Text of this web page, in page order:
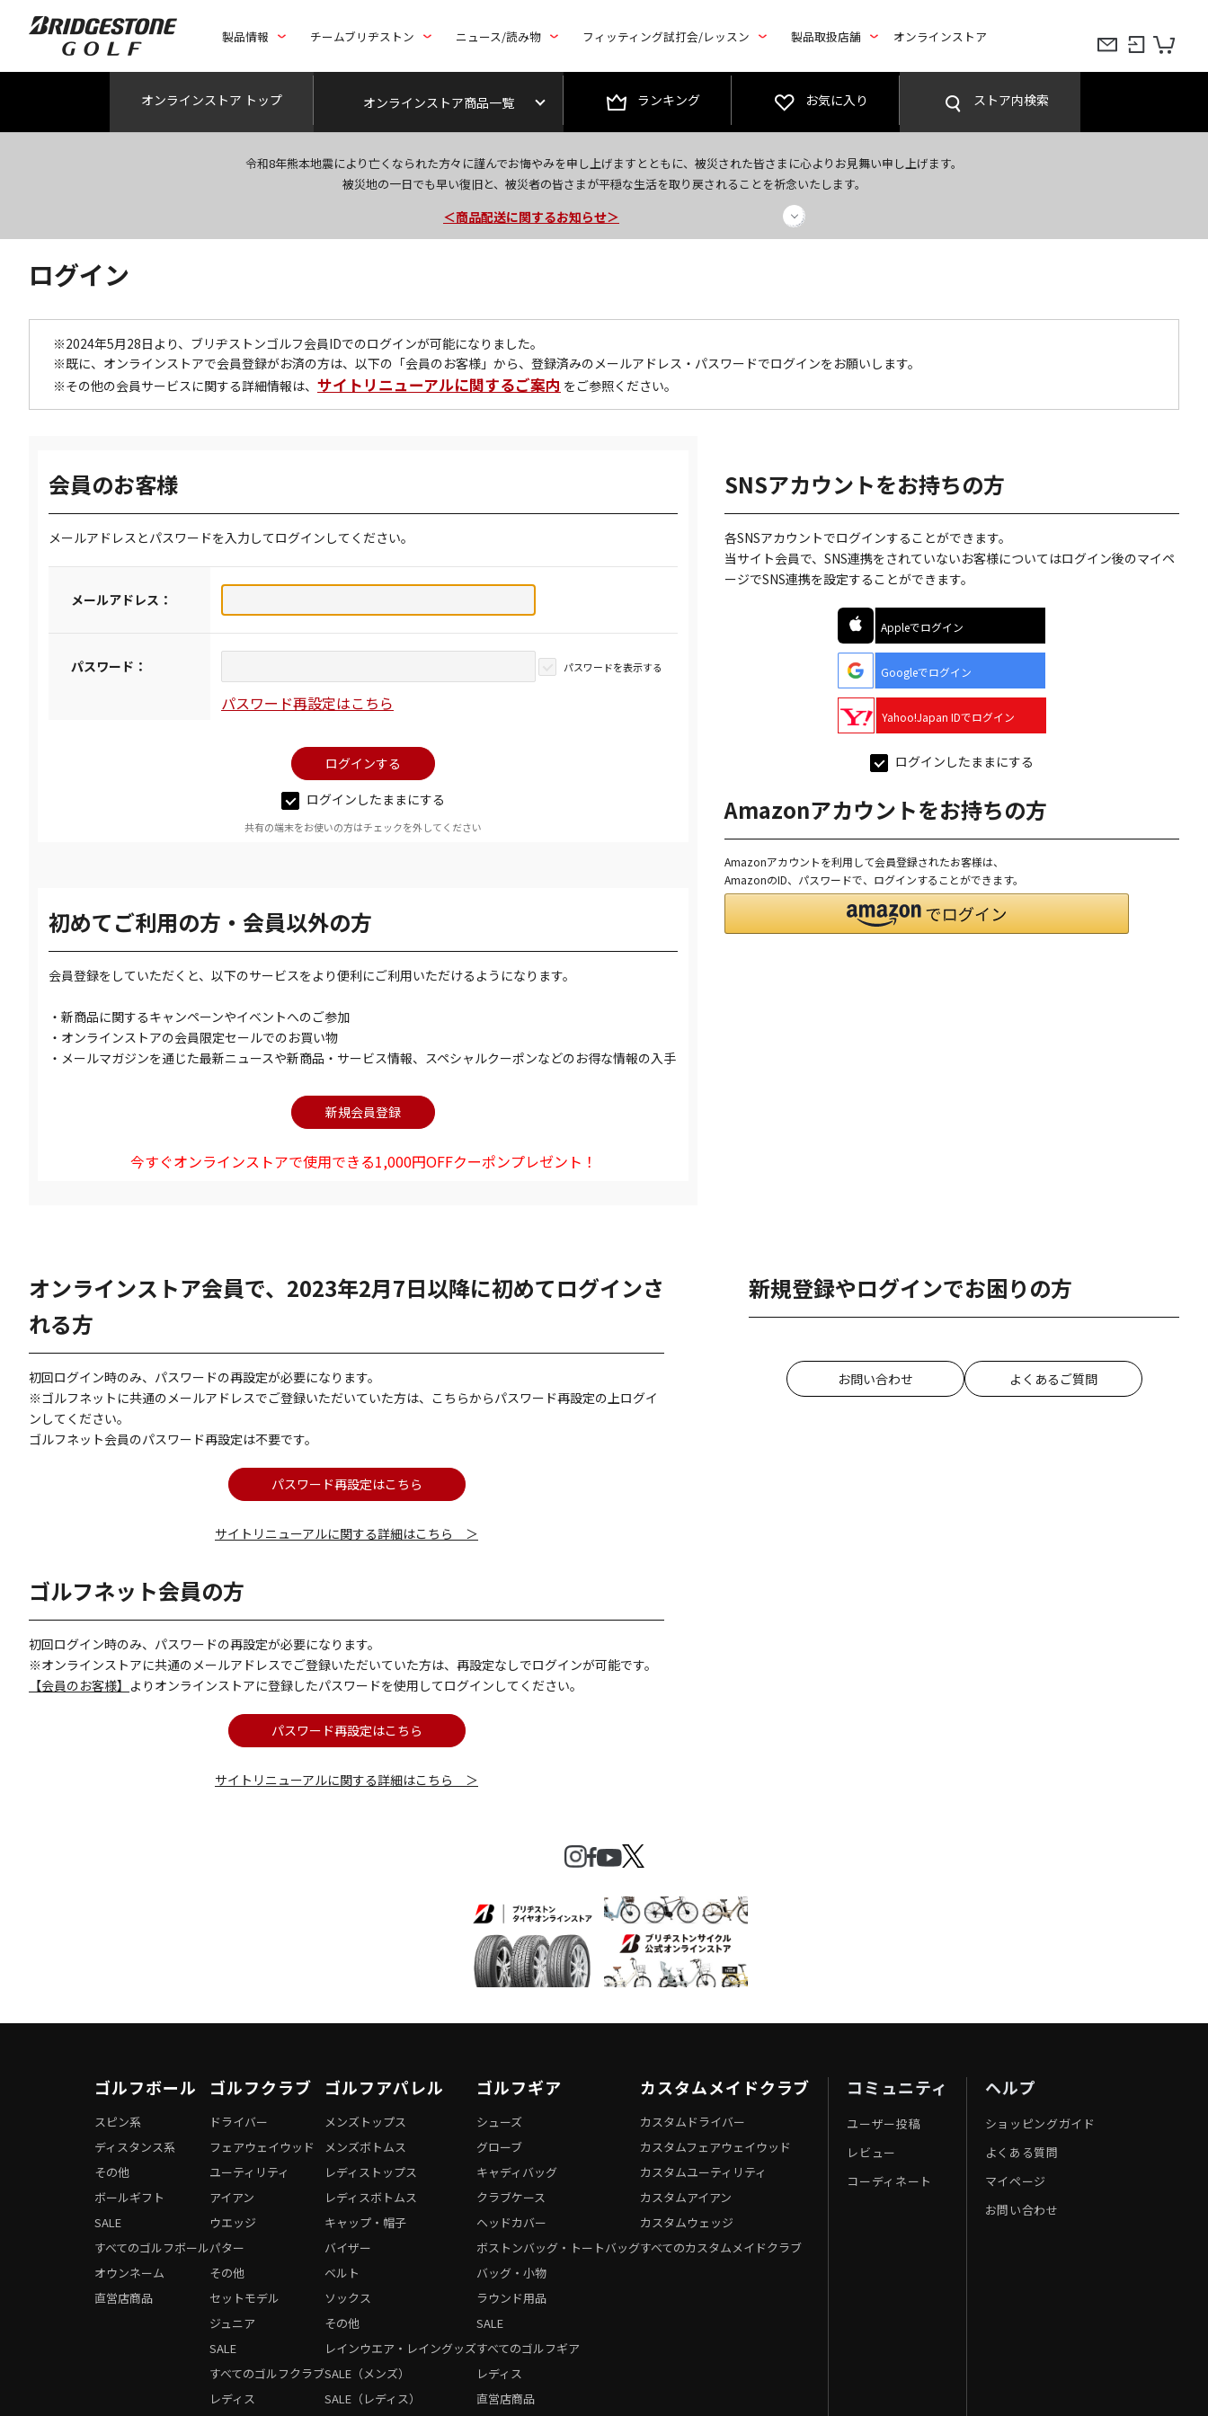
製品情報 チームブリヂストン ニュース/読み物 フィッティング試打会/レッスン 製品取扱店舗 オンラインストア
オンラインストア トップ オンラインストア商品一覧 ランキング お気に入り ストア内検索
令和8年熊本地震により亡くなられた方々に謹んでお悔やみを申し上げますとともに、被災された皆さまに心よりお見舞い申し上げます。
被災地の一日でも早い復旧と、被災者の皆さまが平穏な生活を取り戻されることを祈念いたします。
＜夏季休暇中のご注文・発送・お問い合わせ＞
今なら新規会員登録で1,000円OFFクーポンプレゼント！
＜商品配送に関するお知らせ＞
ログイン
※2024年5月28日より、ブリヂストンゴルフ会員IDでのログインが可能になりました。
※既に、オンラインストアで会員登録がお済の方は、以下の「会員のお客様」から、登録済みのメールアドレス・パスワードでログインをお願いします。
※その他の会員サービスに関する詳細情報は、 サイトリニューアルに関するご案内 をご参照ください。
会員のお客様
メールアドレスとパスワードを入力してログインしてください。
メールアドレス：
パスワード： パスワードを表示する
パスワード再設定はこちら
ログインしたままにする
共有の端末をお使いの方はチェックを外してください
初めてご利用の方・会員以外の方
会員登録をしていただくと、以下のサービスをより便利にご利用いただけるようになります。
・新商品に関するキャンペーンやイベントへのご参加
・オンラインストアの会員限定セールでのお買い物
・メールマガジンを通じた最新ニュースや新商品・サービス情報、スペシャルクーポンなどのお得な情報の入手
今すぐオンラインストアで使用できる1,000円OFFクーポンプレゼント！
SNSアカウントをお持ちの方
各SNSアカウントでログインすることができます。
当サイト会員で、SNS連携をされていないお客様についてはログイン後のマイペ
ージでSNS連携を設定することができます。
Appleでログイン
Googleでログイン
Yahoo!Japan IDでログイン
ログインしたままにする
Amazonアカウントをお持ちの方
Amazonアカウントを利用して会員登録されたお客様は、
AmazonのID、パスワードで、ログインすることができます。
オンラインストア会員で、2023年2月7日以降に初めてログインさ
れる方
初回ログイン時のみ、パスワードの再設定が必要になります。
※ゴルフネットに共通のメールアドレスでご登録いただいていた方は、こちらからパスワード再設定の上ログイ
ンしてください。
ゴルフネット会員のパスワード再設定は不要です。
パスワード再設定はこちら
サイトリニューアルに関する詳細はこちら ＞
ゴルフネット会員の方
初回ログイン時のみ、パスワードの再設定が必要になります。
※オンラインストアに共通のメールアドレスでご登録いただいていた方は、再設定なしでログインが可能です。
【会員のお客様】 よりオンラインストアに登録したパスワードを使用してログインしてください。
パスワード再設定はこちら
サイトリニューアルに関する詳細はこちら ＞
新規登録やログインでお困りの方
お問い合わせ よくあるご質問
ゴルフボール
オウンネーム
直営店商品
スピン系
ディスタンス系
その他
ボールギフト
SALE
すべてのゴルフボール
ゴルフクラブ
レディス
ドライバー
フェアウェイウッド
ユーティリティ
アイアン
ウエッジ
パター
その他
セットモデル
ジュニア
SALE
すべてのゴルフクラブ
ゴルフアパレル
メンズトップス
メンズボトムス
レディストップス
レディスボトムス
キャップ・帽子
バイザー
ベルト
ソックス
その他
レインウエア・レイングッズ
SALE（メンズ）
SALE（レディス）
ゴルフギア
レディス
直営店商品
シューズ
グローブ
キャディバッグ
クラブケース
ヘッドカバー
ボストンバッグ・トートバッグ
バッグ・小物
ラウンド用品
SALE
すべてのゴルフギア
カスタムメイドクラブ
カスタムドライバー
カスタムフェアウェイウッド
カスタムユーティリティ
カスタムアイアン
カスタムウェッジ
すべてのカスタムメイドクラブ
コミュニティ
ユーザー投稿
レビュー
コーディネート
ヘルプ
ショッピングガイド
よくある質問
マイページ
お問い合わせ